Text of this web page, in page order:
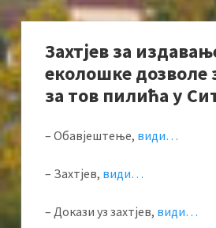
Захтјев за
еколошке дозволе
за тов пилића у
– Обавјештење, види…
– Захтјев, види…
– Докази уз захтјев, види…